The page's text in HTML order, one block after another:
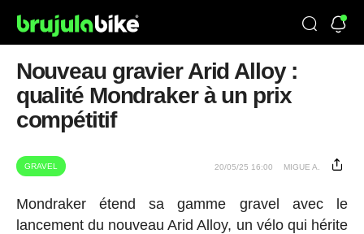
Nouveau gravier Arid Alloy :
qualité Mondraker à un prix
compétitif
GRAVEL 20/05/25 16:00 MIGUE A.
Mondraker étend sa gamme gravel avec le
lancement du nouveau Arid Alloy, un vélo qui hérite